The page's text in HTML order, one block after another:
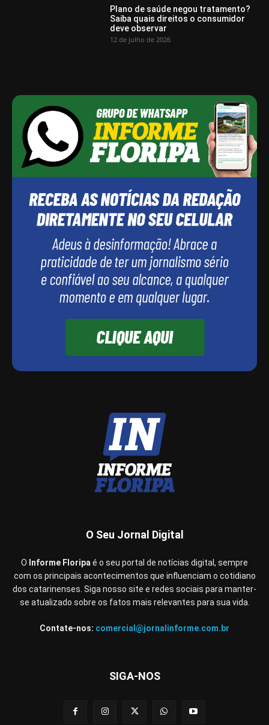
Plano de saúde negou tratamento?
Saiba quais direitos o consumidor
deve observar
12 de julho de 2026
O Seu Jornal Digital
O Informe Floripaé o seu portal de notícias digital, sempre
com os principais acontecimentos que influenciam o cotidiano
dos catarinenses. Siga nosso site e redes sociais para manter-
se atualizado sobre os fatos mais relevantes para sua vida.
Contate-nos: comercial@jornalinforme.com.br
SIGA-NOS